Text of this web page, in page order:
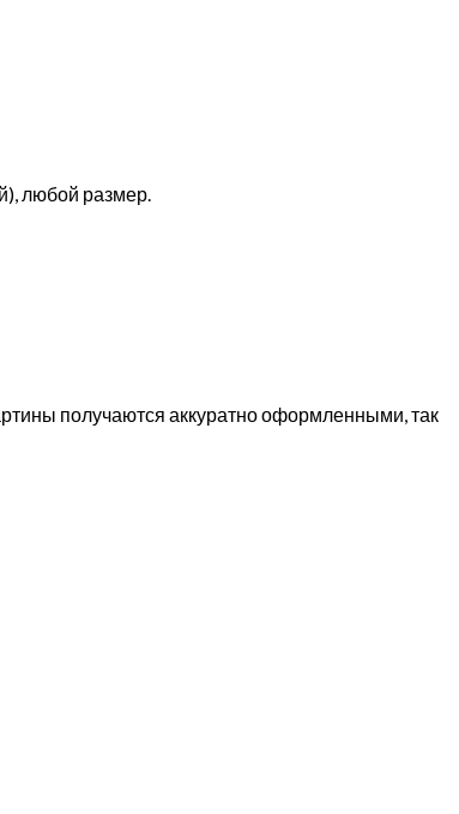
любой размер.
получаются аккуратно оформленными, так